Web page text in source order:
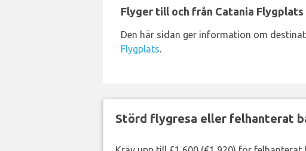
Flyger till och från Catania Flygplats
Den här sidan ger information om
Flygplats.
Störd flygresa eller felhanterat